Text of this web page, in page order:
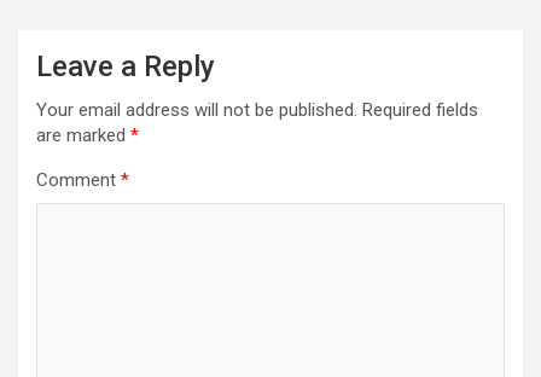
Leave a Reply
Your email address will not be published. Required fields
are marked *
Comment *